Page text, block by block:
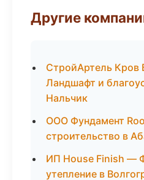
Другие
СтройАртель Кров
Ландшафт и
Нальчик
ООО Фундамент
строительство в
ИП House Finish —
утепление в